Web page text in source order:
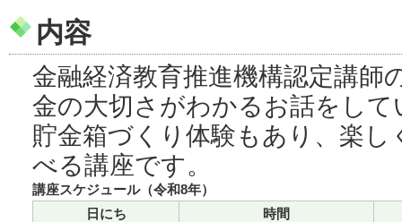
内容
金融経済教育推進機構認定講師
金の大切さがわかるお話をし
貯金箱づくり体験もあり、楽
べる講座です。
講座スケジュール（令和8年）
日にち
時間